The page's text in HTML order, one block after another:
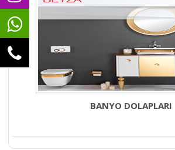
BANYO DOLAPLARI